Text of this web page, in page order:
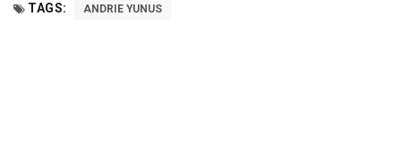
TAGS: ANDRIE YUNUS